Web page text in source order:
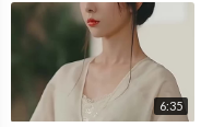
6:35